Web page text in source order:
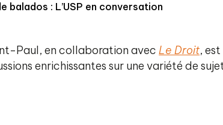
balados : L’USP en conversation
Paul, en collaboration avecLe Droit,
enrichissantes sur une variété de